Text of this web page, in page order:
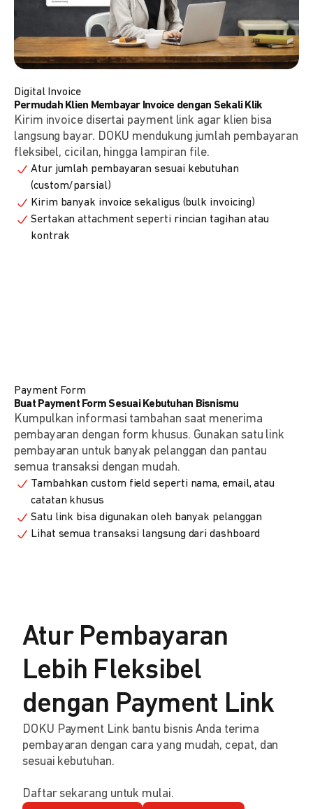
Digital Invoice
Permudah Klien Membayar Invoice dengan Sekali Klik
Kirim invoice disertai payment link agar klien bisa
langsung bayar. DOKU mendukung jumlah pembayaran
fleksibel, cicilan, hingga lampiran file.
Atur jumlah pembayaran sesuai kebutuhan
(custom/parsial)
Kirim banyak invoice sekaligus (bulk invoicing)
Sertakan attachment seperti rincian tagihan atau
kontrak
Payment Form
Buat Payment Form Sesuai Kebutuhan Bisnismu
Kumpulkan informasi tambahan saat menerima
pembayaran dengan form khusus. Gunakan satu link
pembayaran untuk banyak pelanggan dan pantau
semua transaksi dengan mudah.
Tambahkan custom field seperti nama, email, atau
catatan khusus
Satu link bisa digunakan oleh banyak pelanggan
Lihat semua transaksi langsung dari dashboard
Atur Pembayaran
Lebih Fleksibel
dengan Payment Link
DOKU Payment Link bantu bisnis Anda terima
pembayaran dengan cara yang mudah, cepat, dan
sesuai kebutuhan.
Daftar sekarang untuk mulai.